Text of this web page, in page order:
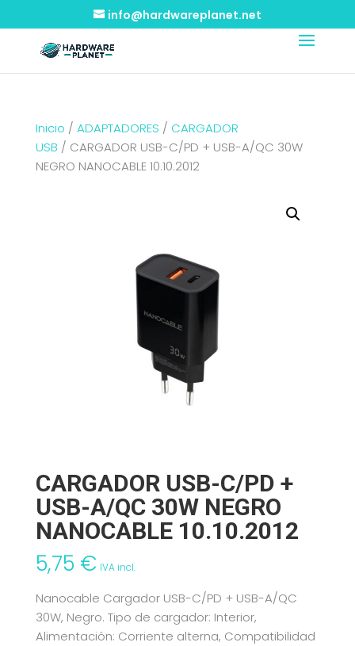
info@hardwareplanet.net
Inicio / ADAPTADORES / CARGADOR
USB / CARGADOR USB-C/PD + USB-A/QC 30W
NEGRO NANOCABLE 10.10.2012
CARGADOR USB-C/PD +
USB-A/QC 30W NEGRO
NANOCABLE 10.10.2012
5,75 € IVA incl.
Nanocable Cargador USB-C/PD + USB-A/QC
30W, Negro. Tipo de cargador: Interior,
Alimentación: Corriente alterna, Compatibilidad